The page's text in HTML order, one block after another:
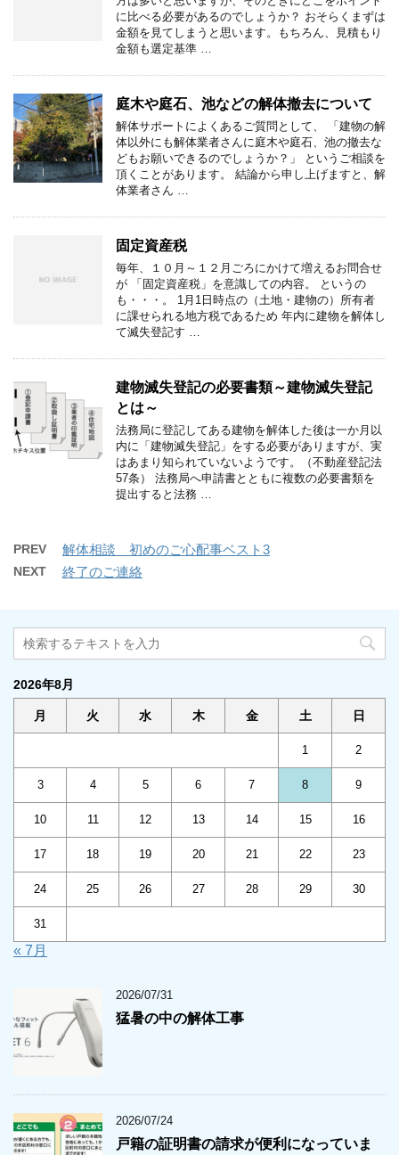
に比べる必要があるのでしょうか？ おそらくまずは
金額を見てしまうと思います。もちろん、見積もり
金額も選定基準 …
庭木や庭石、池などの解体撤去について
解体サポートによくあるご質問として、 「建物の解
体以外にも解体業者さんに庭木や庭石、池の撤去な
どもお願いできるのでしょうか？」 というご相談を
頂くことがあります。 結論から申し上げますと、解
体業者さん …
固定資産税
毎年、１０月～１２月ごろにかけて増えるお問合せ
が 「固定資産税」を意識しての内容。 というの
も・・・。 1月1日時点の（土地・建物の）所有者
に課せられる地方税であるため 年内に建物を解体し
て滅失登記す …
建物滅失登記の必要書類～建物滅失登記
とは～
法務局に登記してある建物を解体した後は一か月以
内に「建物滅失登記」をする必要がありますが、実
はあまり知られていないようです。（不動産登記法
57条） 法務局へ申請書とともに複数の必要書類を
提出すると法務 …
PREV 解体相談 初めのご心配事ベスト3
NEXT 終了のご連絡
2026年8月
月 火 水 木 金 土 日
1 2
3 4 5 6 7 8 9
10 11 12 13 14 15 16
17 18 19 20 21 22 23
24 25 26 27 28 29 30
31
« 7月
2026/07/31
猛暑の中の解体工事
2026/07/24
戸籍の証明書の請求が便利になっていま